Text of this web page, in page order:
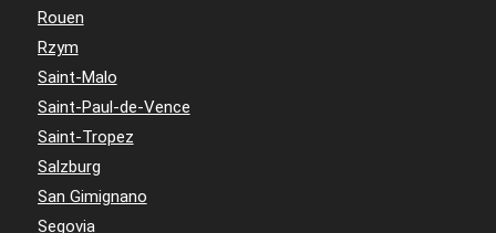
Rouen
Rzym
Saint-Malo
Saint-Paul-de-Vence
Saint-Tropez
Salzburg
San Gimignano
Segovia